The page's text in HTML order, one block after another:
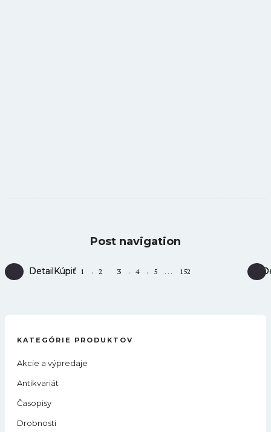
DetailKúpiť
DetailKúpiť
DetailKúpiť
DetailKúpiť
Post navigation
1 2 3 4 5 … 152
KATEGÓRIE PRODUKTOV
Akcie a výpredaje
Antikvariát
Časopisy
Drobnosti